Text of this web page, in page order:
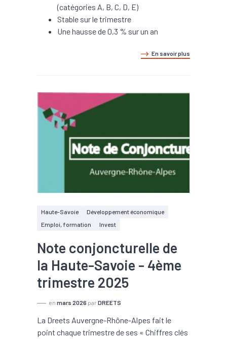
(catégories A, B, C, D, E)
Stable sur le trimestre
Une hausse de 0,3 % sur un an
En savoir plus
Haute-Savoie
Développement économique
Emploi, formation
Invest
Note conjoncturelle de
la Haute-Savoie - 4ème
trimestre 2025
en mars 2026 par DREETS
La Dreets Auvergne-Rhône-Alpes fait le
point chaque trimestre de ses « Chiffres clés